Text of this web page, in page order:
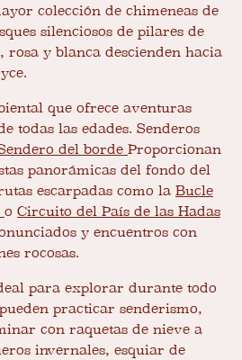
colección de chimeneas de
silenciosos de pilares de
y blanca descienden hacia
que ofrece aventuras
todas las edades. Senderos
del borde Proporcionan
panorámicas del fondo del
escarpadas como la Bucle
o Circuito del País de las Hadas
y encuentros con
rocosas.
para explorar durante todo
practicar senderismo,
con raquetas de nieve a
invernales, esquiar de